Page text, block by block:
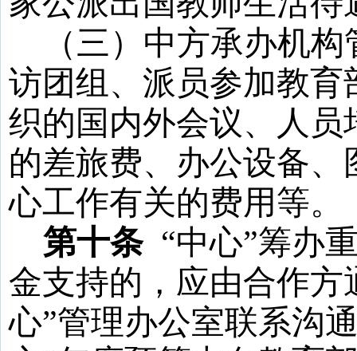
（三）中方承办机
访团组、派员参加教
织的国内外会议、人
的差旅费、办公设备
心工作有关的费用等。
第十条 “中心”筹办
金支持的，应由合作
心”管理办公室联系沟